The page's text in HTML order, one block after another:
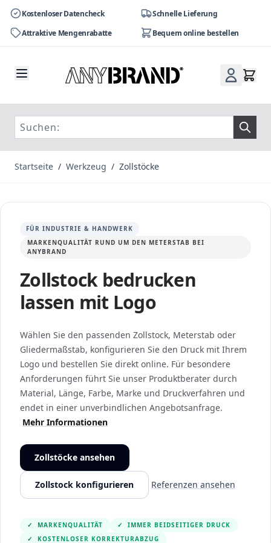
Kostenloser Datencheck
Schnelle Lieferung
Attraktive Mengenrabatte
Bequem online bestellen
Startseite / Werkzeug / Zollstöcke
FÜR INDUSTRIE & HANDWERK
MARKENQUALITÄT RUND UM DEN METERSTAB BEI
ANYBRAND
Zollstock bedrucken
lassen mit Logo
Wählen Sie den passenden Zollstock, Meterstab oder
Gliedermaßstab, konfigurieren Sie den Druck mit Ihrem
Logo und bestellen Sie direkt online. Für besondere
Anforderungen führt Sie unser Produktberater durch
Material, Länge, Farbe, Marke und Druckverfahren und
endet in einer unverbindlichen Angebotsanfrage.
Mehr Informationen
Zollstöcke ansehen
Zollstock konfigurieren Referenzen ansehen
✓ MARKENQUALITÄT ✓
IMMER BEIDSEITIGER DRUCK
✓
KOSTENLOSER KORREKTURABZUG